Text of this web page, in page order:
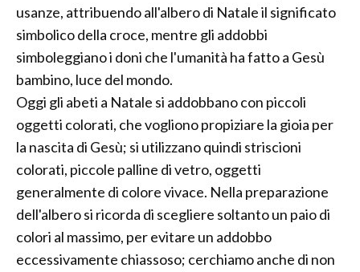
usanze, attribuendo all'albero di Natale il significato
simbolico della croce, mentre gli addobbi
simboleggiano i doni che l'umanità ha fatto a Gesù
bambino, luce del mondo.
Oggi gli abeti a Natale si addobbano con piccoli
oggetti colorati, che vogliono propiziare la gioia per
la nascita di Gesù; si utilizzano quindi striscioni
colorati, piccole palline di vetro, oggetti
generalmente di colore vivace. Nella preparazione
dell'albero si ricorda di scegliere soltanto un paio di
colori al massimo, per evitare un addobbo
eccessivamente chiassoso; cerchiamo anche di non